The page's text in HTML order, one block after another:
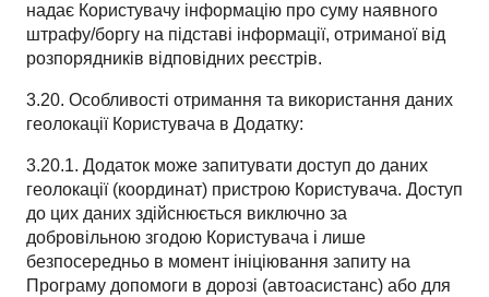
надає Користувачу інформацію про суму наявного
штрафу/боргу на підставі інформації, отриманої від
розпорядників відповідних реєстрів.
3.20. Особливості отримання та використання даних
геолокації Користувача в Додатку:
3.20.1. Додаток може запитувати доступ до даних
геолокації (координат) пристрою Користувача. Доступ
до цих даних здійснюється виключно за
добровільною згодою Користувача і лише
безпосередньо в момент ініціювання запиту на
Програму допомоги в дорозі (автоасистанс) або для